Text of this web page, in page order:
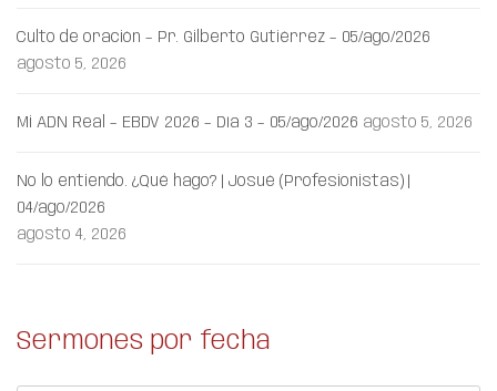
Culto de oración – Pr. Gilberto Gutiérrez – 05/ago/2026
agosto 5, 2026
Mi ADN Real – EBDV 2026 – Día 3 – 05/ago/2026 agosto 5, 2026
No lo entiendo. ¿Qué hago? | Josué (Profesionistas) |
04/ago/2026
agosto 4, 2026
Sermones por fecha